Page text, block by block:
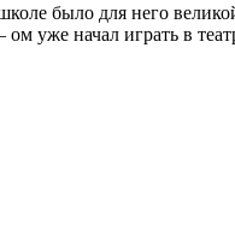
было для него
уже начал играть в